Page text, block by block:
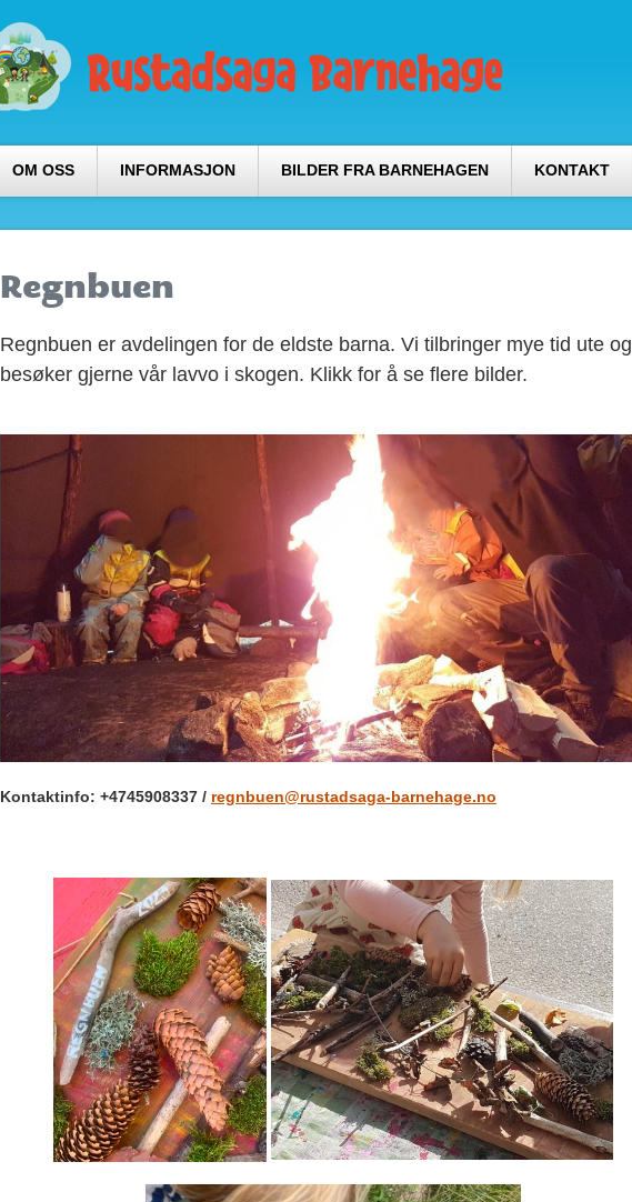
OM OSS INFORMASJON BILDER FRA BARNEHAGEN KONTAKT
Regnbuen
Regnbuen er avdelingen for de eldste barna. Vi tilbringer mye tid ute og
besøker gjerne vår lavvo i skogen. Klikk for å se flere bilder.
Kontaktinfo: +4745908337 / regnbuen@rustadsaga-barnehage.no